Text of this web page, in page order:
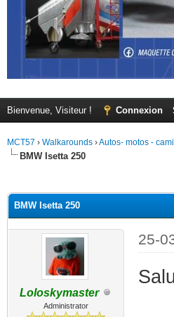
Bienvenue, Visiteur ! Connexion
MCT57 › Walkarounds ›Autos- motos -
BMW Isetta 250
BMW Isetta 250
Loloskymaster
Administrator
25-